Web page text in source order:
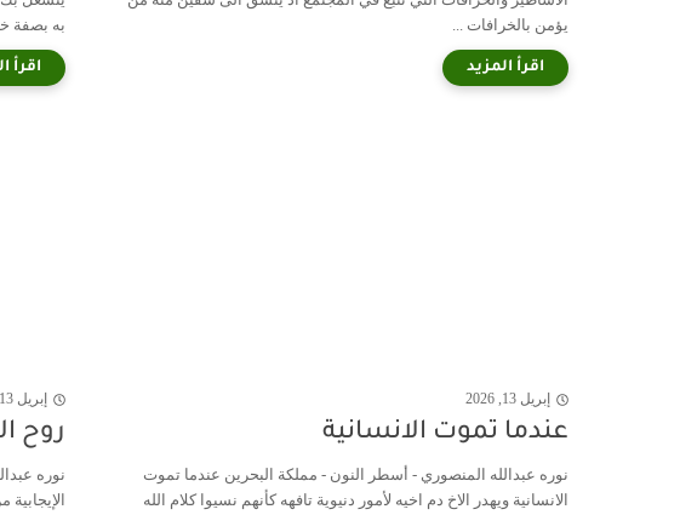
يؤمن بالخرافات ...
به بصفة
إبريل 13, 2026
عندما تموت الانسانية
نوره عبدالله المنصوري - أسطر النون - مملكة البحرين عندما تموت
الانسانية ويهدر الاخ دم اخيه لأمور دنيوية تافهه كأنهم نسيوا كلام الله
إبريل 13, 2026
روح
نوره